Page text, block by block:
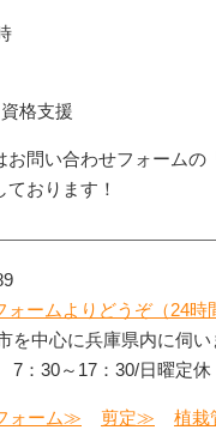
格支援
お問い合わせフォームの
おります！
ォームよりどうぞ（24
を中心に兵庫県内に伺い
7：30～17：30/日曜定休
ォーム≫ 剪定≫ 植